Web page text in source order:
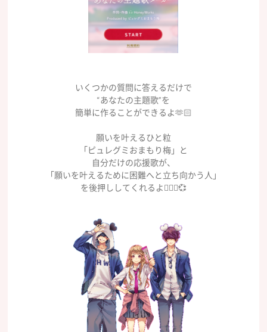
いくつかの質問に答えるだけで
“あなたの主題歌”を
簡単に作ることができるよ🫶🏻
願いを叶えるひと粒
「ピュレグミおまもり梅」と
自分だけの応援歌が、
「願いを叶えるために困難へと立ち向かう人」
を後押ししてくれるよ🧏🏻‍♀️💞